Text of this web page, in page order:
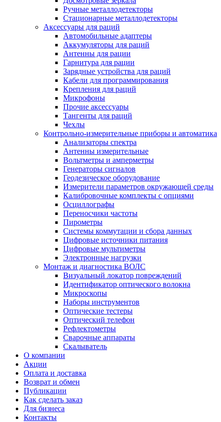
Ручные металлодетекторы
Стационарные металлодетекторы
Аксессуары для раций
Автомобильные адаптеры
Аккумуляторы для раций
Антенны для рации
Гарнитура для рации
Зарядные устройства для раций
Кабели для программирования
Крепления для раций
Микрофоны
Прочие аксессуары
Тангенты для раций
Чехлы
Контрольно-измерительные приборы и автоматика
Анализаторы спектра
Антенны измерительные
Вольтметры и амперметры
Генераторы сигналов
Геодезическое оборудование
Измерители параметров окружающей среды
Калибровочные комплекты с опциями
Осциллографы
Переносчики частоты
Пирометры
Системы коммутации и сбора данных
Цифровые источники питания
Цифровые мультиметры
Электронные нагрузки
Монтаж и диагностика ВОЛС
Визуальный локатор повреждений
Идентификатор оптического волокна
Микроскопы
Наборы инструментов
Оптические тестеры
Оптический телефон
Рефлектометры
Сварочные аппараты
Скалыватель
О компании
Акции
Оплата и доставка
Возврат и обмен
Публикации
Как сделать заказ
Для бизнеса
Контакты